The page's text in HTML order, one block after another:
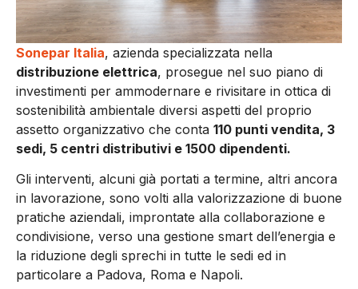
Sonepar Italia, azienda specializzata nella
distribuzione elettrica, prosegue nel suo piano di
investimenti per ammodernare e rivisitare in ottica di
sostenibilità ambientale diversi aspetti del proprio
assetto organizzativo che conta 110 punti vendita, 3
sedi, 5 centri distributivi e 1500 dipendenti.
Gli interventi, alcuni già portati a termine, altri ancora
in lavorazione, sono volti alla valorizzazione di buone
pratiche aziendali, improntate alla collaborazione e
condivisione, verso una gestione smart dell’energia e
la riduzione degli sprechi in tutte le sedi ed in
particolare a Padova, Roma e Napoli.